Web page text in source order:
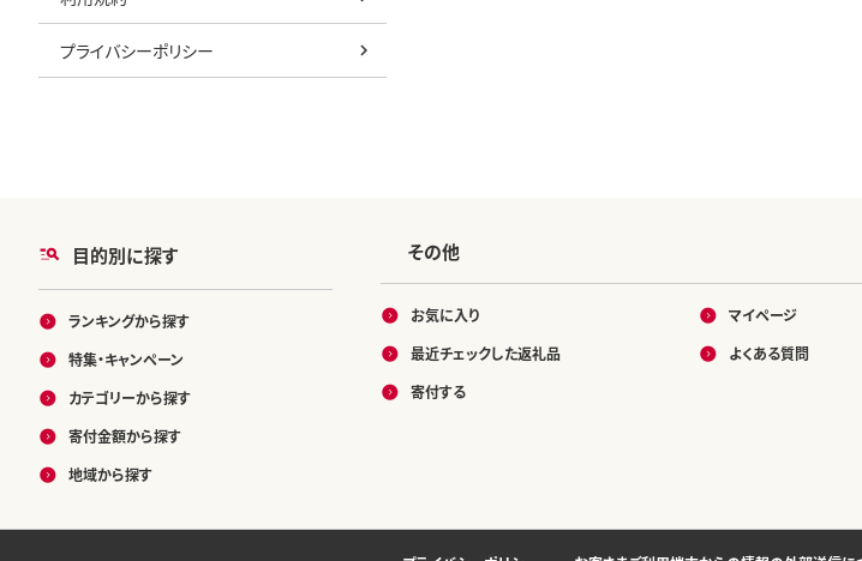
プライバシーポリシー
目的別に探す
ランキングから探す
特集・キャンペーン
カテゴリーから探す
寄付金額から探す
地域から探す
その他
お気に入り
最近チェックした返礼品
寄付する
マイページ
よくある質問